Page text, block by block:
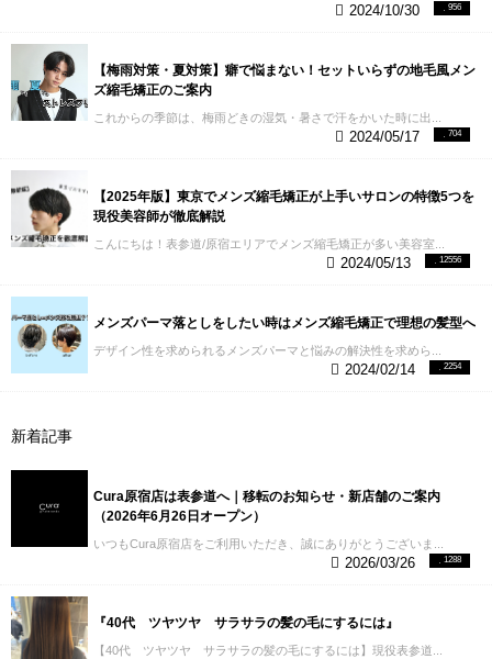
956
2024/10/30
【梅雨対策・夏対策】癖で悩まない！セットいらずの地毛風メン
ズ縮毛矯正のご案内
これからの季節は、梅雨どきの湿気・暑さで汗をかいた時に出...
704
2024/05/17
【2025年版】東京でメンズ縮毛矯正が上手いサロンの特徴5つを
現役美容師が徹底解説
こんにちは！表参道/原宿エリアでメンズ縮毛矯正が多い美容室...
12556
2024/05/13
メンズパーマ落としをしたい時はメンズ縮毛矯正で理想の髪型へ
デザイン性を求められるメンズパーマと悩みの解決性を求めら...
2254
2024/02/14
新着記事
Cura原宿店は表参道へ｜移転のお知らせ・新店舗のご案内
（2026年6月26日オープン）
いつもCura原宿店をご利用いただき、誠にありがとうございま...
1288
2026/03/26
『40代 ツヤツヤ サラサラの髪の毛にするには』
【40代 ツヤツヤ サラサラの髪の毛にするには】現役表参道...